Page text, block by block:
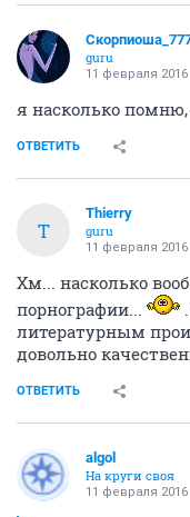
guru
11 февраля 2016
я насколько
ОТВЕТИТЬ
T
Thierry
guru
11 февраля 2016
Хм... насколько
порнографии...
литературным
довольно
ОТВЕТИТЬ
аlgоl
На круги своя
11 февраля 2016